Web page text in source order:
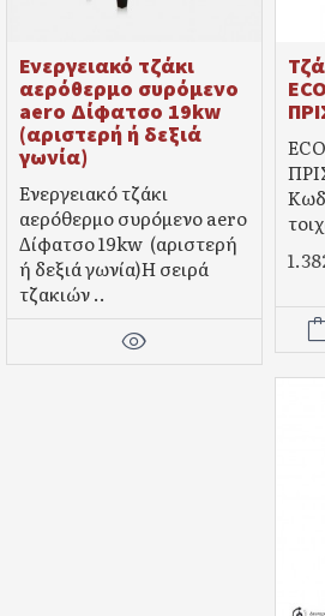
Ενεργειακό τζάκι
αερόθερμο συρόμενο
aero Δίφατσο 19kw
(αριστερή ή δεξιά
γωνία)
Ενεργειακό τζάκι
αερόθερμο συρόμενο aero
Δίφατσο 19kw (αριστερή
ή δεξιά γωνία)H σειρά
τζακιών ..